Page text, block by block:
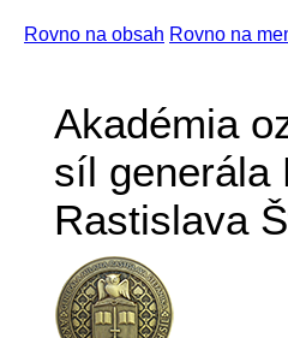
Rovno na obsah Rovno na
Akadémia
síl generála
Rastislava